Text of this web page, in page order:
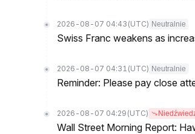
2026-08-07 04:43 (UTC) Neutralnie
Swiss Franc weakens as
2026-08-07 04:31 (UTC) Neutralnie
Reminder: Please pay close
2026-08-07 04:29 (UTC)
Wall Street Morning Report: